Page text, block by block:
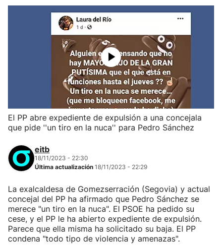
El PP abre expediente de expulsión a una concejala
que pide ''un tiro en la nuca'' para Pedro Sánchez
eitb
18/11/2023 - 22:30
Última actualización 18/11/2023 - 22:29
La exalcaldesa de Gomezserración (Segovia) y actual
concejal del PP ha afirmado que Pedro Sánchez se
merece "un tiro en la nuca". El PSOE ha pedido su
cese, y el PP le ha abierto expediente de expulsión.
Parece que ella misma ha solicitado su baja. El PP
condena "todo tipo de violencia y amenazas".